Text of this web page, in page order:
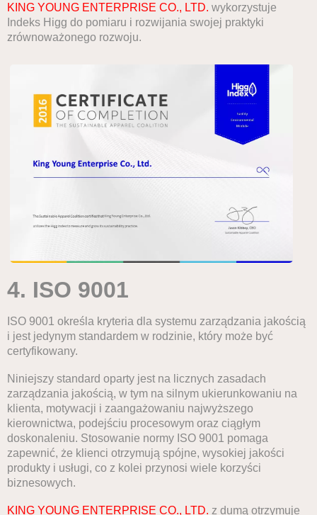
KING YOUNG ENTERPRISE CO., LTD. wykorzystuje
Indeks Higg do pomiaru i rozwijania swojej praktyki
zrównoważonego rozwoju.
4. ISO 9001
ISO 9001 określa kryteria dla systemu zarządzania jakością
i jest jedynym standardem w rodzinie, który może być
certyfikowany.
Niniejszy standard oparty jest na licznych zasadach
zarządzania jakością, w tym na silnym ukierunkowaniu na
klienta, motywacji i zaangażowaniu najwyższego
kierownictwa, podejściu procesowym oraz ciągłym
doskonaleniu. Stosowanie normy ISO 9001 pomaga
zapewnić, że klienci otrzymują spójne, wysokiej jakości
produkty i usługi, co z kolei przynosi wiele korzyści
biznesowych.
KING YOUNG ENTERPRISE CO., LTD. z dumą otrzymuje